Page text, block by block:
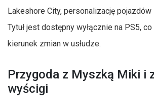
Lakeshore City, personalizację pojazdów
Tytuł jest dostępny wyłącznie na PS5,
kierunek zmian w usłudze.
Przygoda z Myszką Miki i
wyścigi